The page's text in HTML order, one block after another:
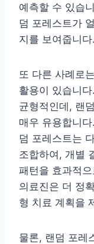
예측할 수 있습
덤 포레스트가
지를 보여줍니다.
또 다른 사례로
활용이 있습니
균형적인데, 랜
매우 유용합니
덤 포레스트는
조합하여, 개별
패턴을 효과적
의료진은 더 정
형 치료 계획을
물론, 랜덤 포레